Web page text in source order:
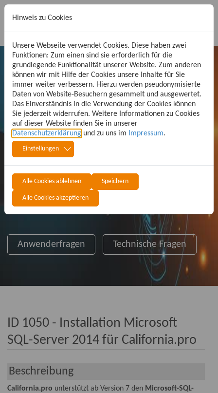
FAQ - Frequently
Asked Questions
häufig gestellte Fragen
Suchen
Anwenderfragen Technische Fragen
ID 1050 - Installation Microsoft
SQL-Server 2014 für California.pro
Beschreibung
California.pro unterstützt ab Version 7 den Microsoft-SQL-
Hinweis zu Cookies
Unsere Webseite verwendet Cookies. Diese haben zwei
Funktionen: Zum einen sind sie erforderlich für die
grundlegende Funktionalität unserer Website. Zum anderen
können wir mit Hilfe der Cookies unsere Inhalte für Sie
immer weiter verbessern. Hierzu werden pseudonymisierte
Daten von Website-Besuchern gesammelt und ausgewertet.
Das Einverständnis in die Verwendung der Cookies können
Sie jederzeit widerrufen. Weitere Informationen zu Cookies
auf dieser Website finden Sie in unserer
Datenschutzerklärung und zu uns im Impressum.
Einstellungen
Alle Cookies ablehnen Speichern
Alle Cookies akzeptieren